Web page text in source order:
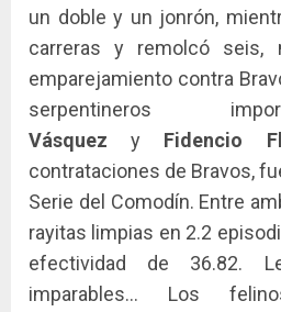
un doble y un jonrón,
carreras y remolcó seis,
emparejamiento contra
serpentineros
Vásquez y Fidencio
contrataciones de Bravos,
Serie del Comodín. Entre
rayitas limpias en 2.2
efectividad de 36.82.
imparables… Los